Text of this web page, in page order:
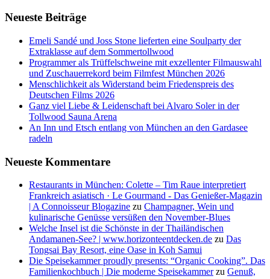
Neueste Beiträge
Emeli Sandé und Joss Stone lieferten eine Soulparty der
Extraklasse auf dem Sommertollwood
Programmer als Trüffelschweine mit exzellenter Filmauswahl
und Zuschauerrekord beim Filmfest München 2026
Menschlichkeit als Widerstand beim Friedenspreis des
Deutschen Films 2026
Ganz viel Liebe & Leidenschaft bei Alvaro Soler in der
Tollwood Sauna Arena
An Inn und Etsch entlang von München an den Gardasee
radeln
Neueste Kommentare
Restaurants in München: Colette – Tim Raue interpretiert
Frankreich asiatisch · Le Gourmand - Das Genießer-Magazin
| A Connoisseur Blogazine zu Champagner, Wein und
kulinarische Genüsse versüßen den November-Blues
Welche Insel ist die Schönste in der Thailändischen
Andamanen-See? | www.horizonteentdecken.de zu Das
Tongsai Bay Resort, eine Oase in Koh Samui
Die Speisekammer proudly presents: “Organic Cooking”. Das
Familienkochbuch | Die moderne Speisekammerzu Genuß,